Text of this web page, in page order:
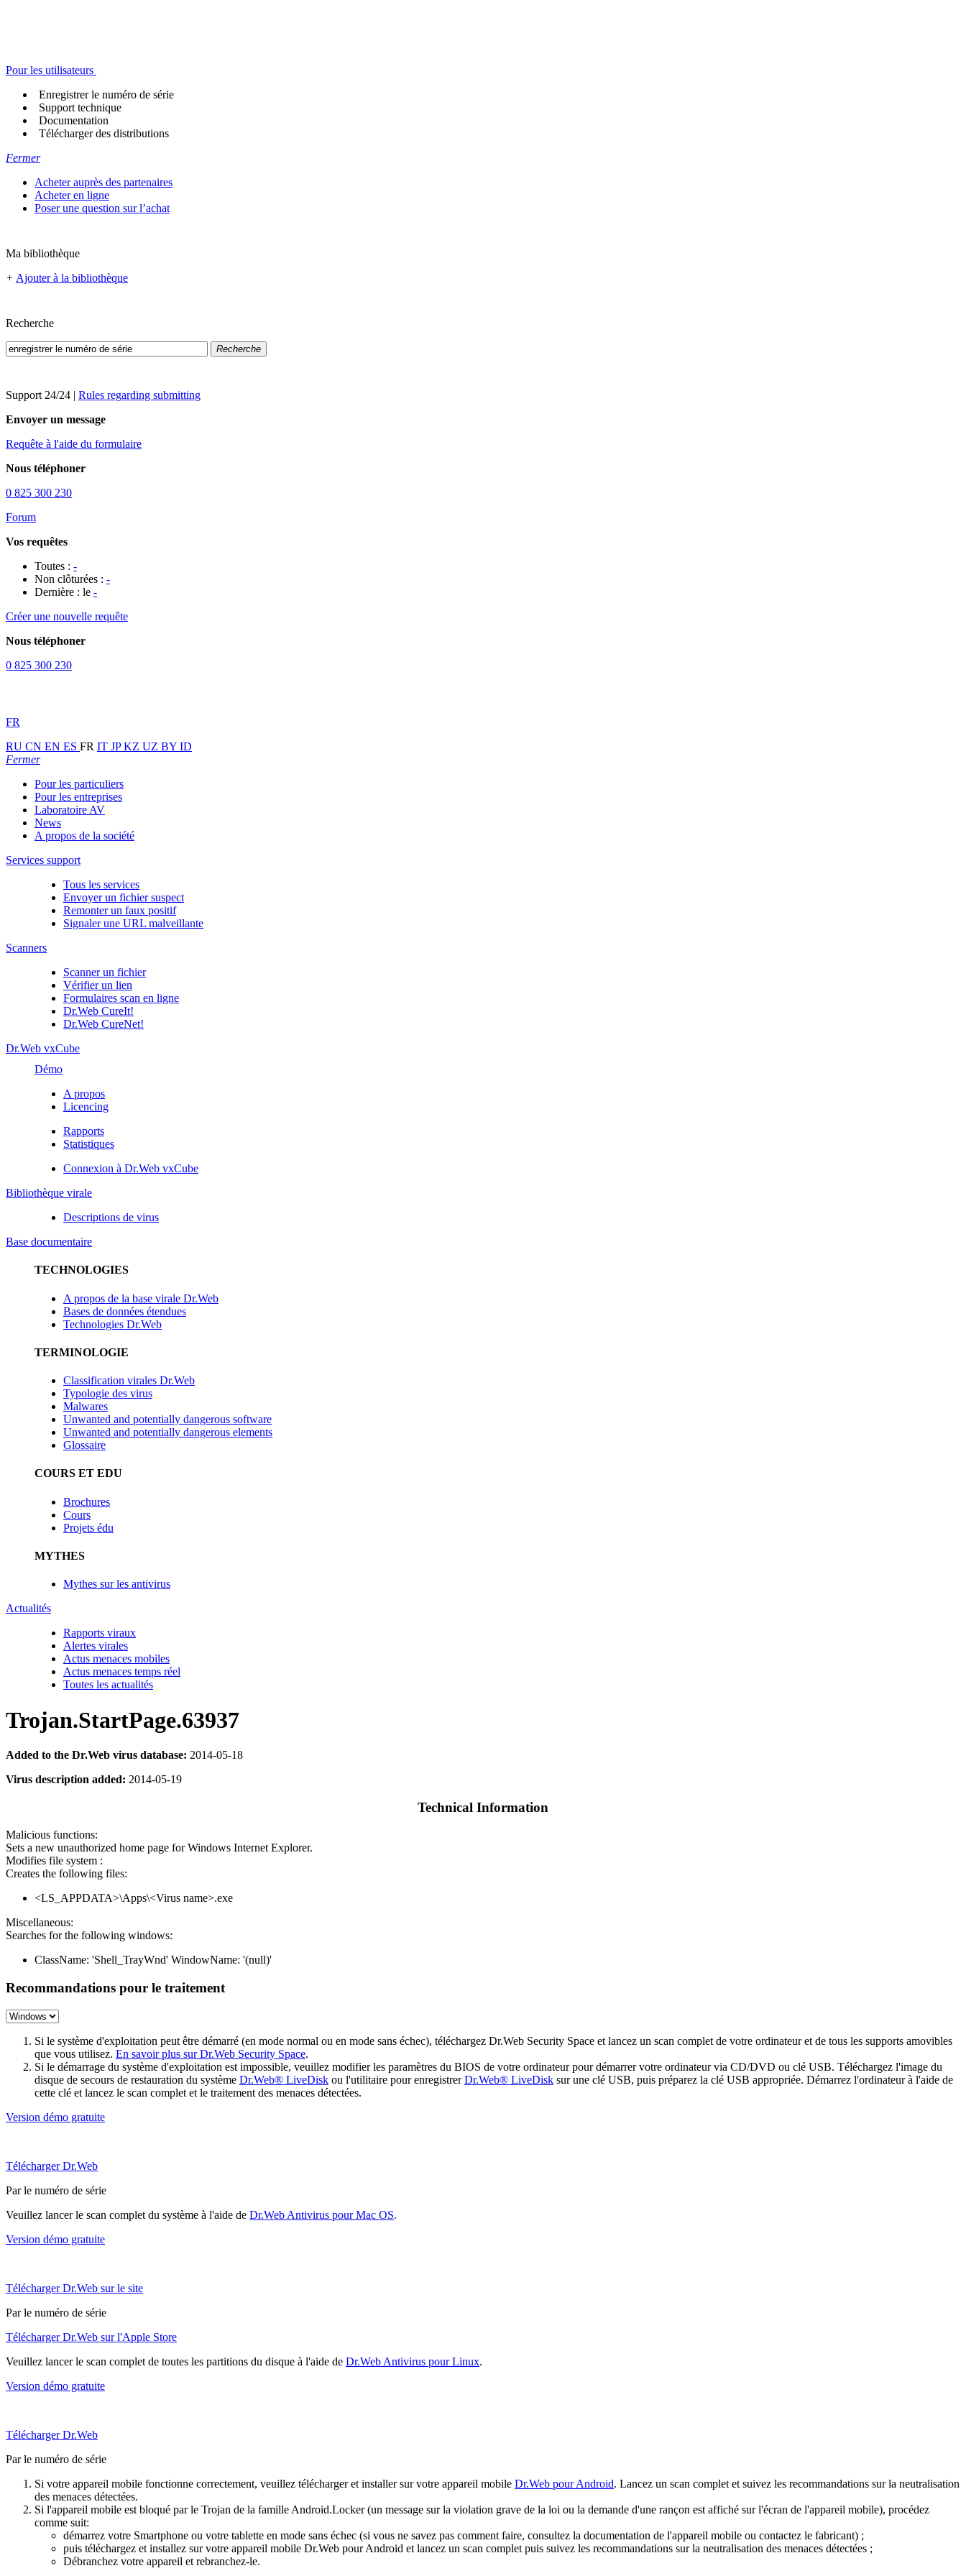
Pour les utilisateurs
Enregistrer le numéro de série
Support technique
Documentation
Télécharger des distributions
Fermer
Acheter auprès des partenaires
Acheter en ligne
Poser une question sur l’achat
Ma bibliothèque
+ Ajouter à la bibliothèque
Recherche
Recherche
Support 24/24 | Rules regarding submitting
Envoyer un message
Requête à l'aide du formulaire
Nous téléphoner
0 825 300 230
Forum
Vos requêtes
Toutes : -
Non clôturées : -
Dernière : le -
Créer une nouvelle requête
Nous téléphoner
0 825 300 230
FR
RU CN EN ES FR IT JPKZ UZ BY ID
Fermer
Pour les particuliers
Pour les entreprises
Laboratoire AV
News
A propos de la société
Services support
Tous les services
Envoyer un fichier suspect
Remonter un faux positif
Signaler une URL malveillante
Scanners
Scanner un fichier
Vérifier un lien
Formulaires scan en ligne
Dr.Web CureIt!
Dr.Web CureNet!
Dr.Web vxCube
Démo
A propos
Licencing
Rapports
Statistiques
Connexion à Dr.Web vxCube
Bibliothèque virale
Descriptions de virus
Base documentaire
TECHNOLOGIES
A propos de la base virale Dr.Web
Bases de données étendues
Technologies Dr.Web
TERMINOLOGIE
Classification virales Dr.Web
Typologie des virus
Malwares
Unwanted and potentially dangerous software
Unwanted and potentially dangerous elements
Glossaire
COURS ET EDU
Brochures
Cours
Projets édu
MYTHES
Mythes sur les antivirus
Actualités
Rapports viraux
Alertes virales
Actus menaces mobiles
Actus menaces temps réel
Toutes les actualités
Trojan.StartPage.63937
Added to the Dr.Web virus database: 2014-05-18
Virus description added: 2014-05-19
Technical Information
Malicious functions:
Sets a new unauthorized home page for Windows Internet Explorer.
Modifies file system :
Creates the following files:
<LS_APPDATA>\Apps\<Virus name>.exe
Miscellaneous:
Searches for the following windows:
ClassName: 'Shell_TrayWnd' WindowName: '(null)'
Recommandations pour le traitement
Si le système d'exploitation peut être démarré (en mode normal ou en mode sans échec), téléchargez Dr.Web Security Space et lancez un scan complet de votre ordinateur et de tous les supports amovibles
que vous utilisez. En savoir plus sur Dr.Web Security Space.
Si le démarrage du système d'exploitation est impossible, veuillez modifier les paramètres du BIOS de votre ordinateur pour démarrer votre ordinateur via CD/DVD ou clé USB. Téléchargez l'image du
disque de secours de restauration du système Dr.Web® LiveDisk ou l'utilitaire pour enregistrerDr.Web® LiveDisk sur une clé USB, puis préparez la clé USB appropriée. Démarrez l'ordinateur à l'aide de
cette clé et lancez le scan complet et le traitement des menaces détectées.
Version démo gratuite
Télécharger Dr.Web
Par le numéro de série
Veuillez lancer le scan complet du système à l'aide de Dr.Web Antivirus pour Mac OS.
Version démo gratuite
Télécharger Dr.Web sur le site
Par le numéro de série
Télécharger Dr.Web sur l'Apple Store
Veuillez lancer le scan complet de toutes les partitions du disque à l'aide de Dr.Web Antivirus pour Linux.
Version démo gratuite
Télécharger Dr.Web
Par le numéro de série
Si votre appareil mobile fonctionne correctement, veuillez télécharger et installer sur votre appareil mobile Dr.Web pour Android. Lancez un scan complet et suivez les recommandations sur la neutralisation
des menaces détectées.
Si l'appareil mobile est bloqué par le Trojan de la famille Android.Locker (un message sur la violation grave de la loi ou la demande d'une rançon est affiché sur l'écran de l'appareil mobile), procédez
comme suit:
démarrez votre Smartphone ou votre tablette en mode sans échec (si vous ne savez pas comment faire, consultez la documentation de l'appareil mobile ou contactez le fabricant) ;
puis téléchargez et installez sur votre appareil mobile Dr.Web pour Android et lancez un scan complet puis suivez les recommandations sur la neutralisation des menaces détectées ;
Débranchez votre appareil et rebranchez-le.